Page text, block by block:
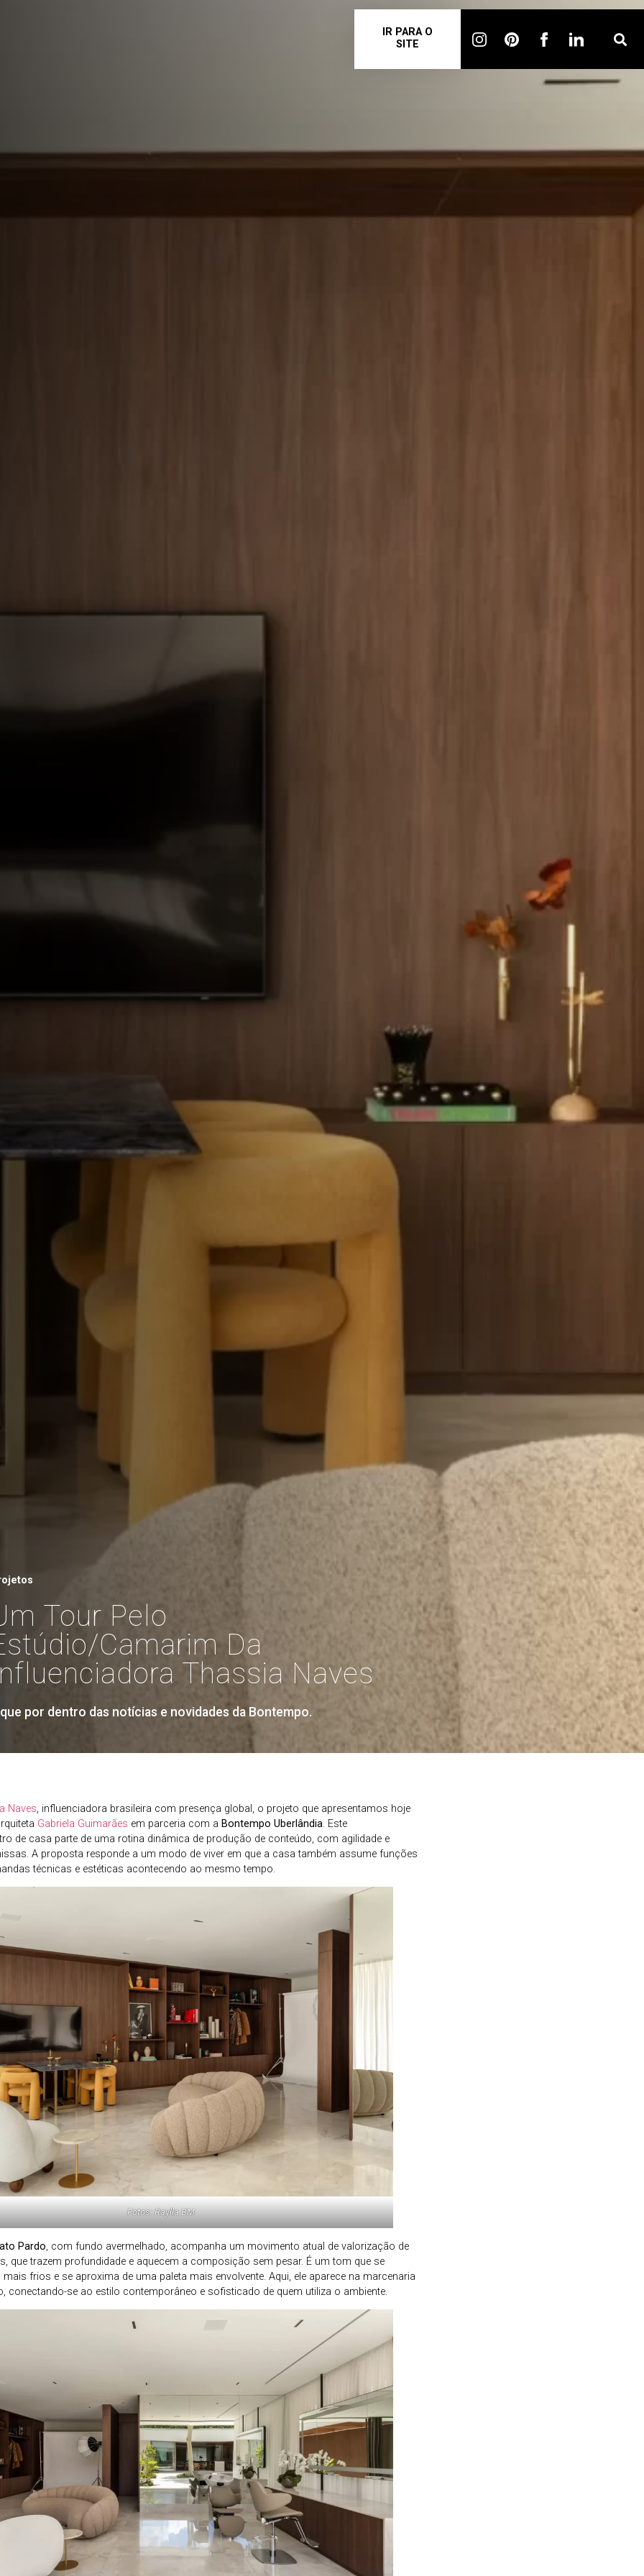
IR PARA O
SITE
Tour Pelo
camarim Da
Thassia Naves
por dentro das notícias e novidades da Bontempo.
Naves, influenciadora brasileira com presença global, o projeto que apresentamos hoje
Gabriela Guimarães em parceria com a Bontempo Uberlândia. Este
de casa parte de uma rotina dinâmica de produção de conteúdo, com agilidade e
A proposta responde a um modo de viver em que a casa também assume funções
técnicas e estéticas acontecendo ao mesmo tempo.
Fotos: Raylla BM
Pardo, com fundo avermelhado, acompanha um movimento atual de valorização de
que trazem profundidade e aquecem a composição sem pesar. É um tom que se
frios e se aproxima de uma paleta mais envolvente. Aqui, ele aparece na marcenaria
conectando-se ao estilo contemporâneo e sofisticado de quem utiliza o ambiente.